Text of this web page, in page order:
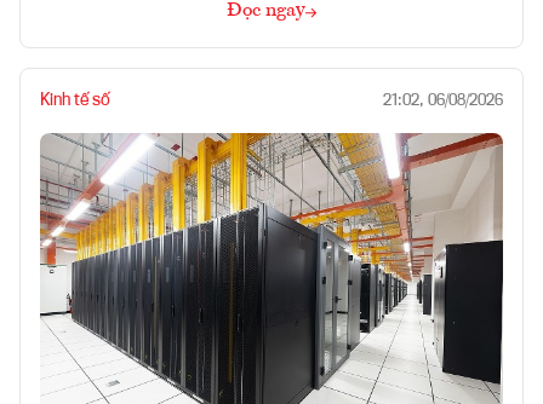
Đọc ngay
Kinh tế số 21:02, 06/08/2026